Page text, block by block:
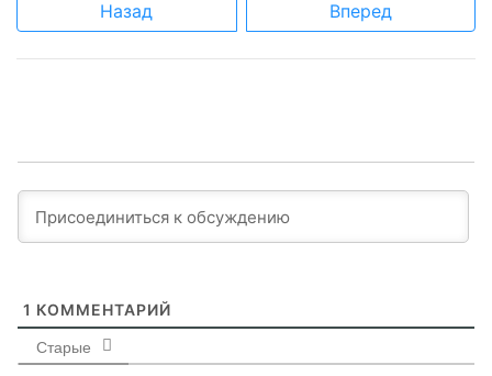
Назад Вперед
1 КОММЕНТАРИЙ
Старые